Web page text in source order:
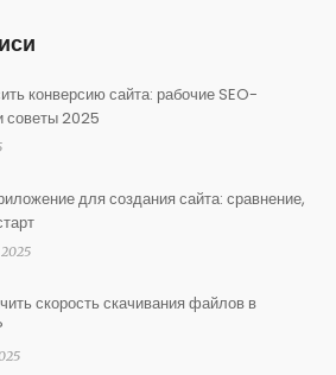
конверсию сайта: рабочие SEO-
советы 2025
для создания сайта: сравнение,
скорость скачивания файлов в